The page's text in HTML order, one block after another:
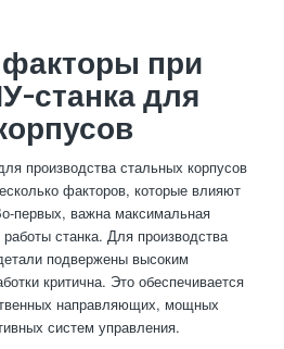
при
станка для
производства стальных корпусов
факторов, которые влияют
первых, важна максимальная
станка. Для производства
подвержены высоким
критична. Это обеспечивается
направляющих, мощных
систем управления.